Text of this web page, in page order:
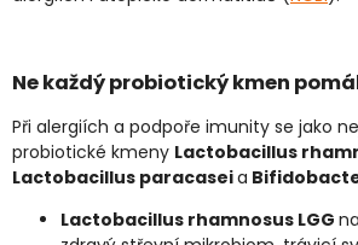
Ne každý probiotický kmen
Při alergiích a podpoře imunity se jako
probiotické kmeny Lactobacillus
Lactobacillus paracaseia
Lactobacillus rhamnosus LGG